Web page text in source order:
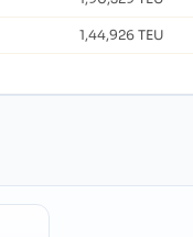
1,44,926 TEU